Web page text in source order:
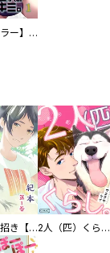
【フルカラー】さよなら、私の大好きな１０００人のキミ。
化けねこ招き【描きおろし付合冊版】 2人（匹）くらし。